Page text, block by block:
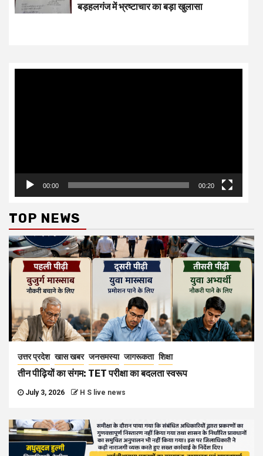
बड़हलगंज में भ्रष्टाचार का बड़ा खुलासा
00:00 00:20
TOP NEWS
उत्तर प्रदेश खास खबर जनसमस्या जागरूकता शिक्षा
तीन पीढ़ियों का संगम: TET परीक्षा का बदलता स्वरूप
July 3, 2026 H S live news